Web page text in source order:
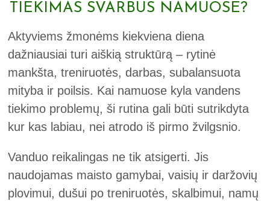
TIEKIMAS SVARBUS NAMUOSE?
Aktyviems žmonėms kiekviena diena
dažniausiai turi aiškią struktūrą – rytinė
mankšta, treniruotės, darbas, subalansuota
mityba ir poilsis. Kai namuose kyla vandens
tiekimo problemų, ši rutina gali būti sutrikdyta
kur kas labiau, nei atrodo iš pirmo žvilgsnio.
Vanduo reikalingas ne tik atsigerti. Jis
naudojamas maisto gamybai, vaisių ir daržovių
plovimui, dušui po treniruotės, skalbimui, namų